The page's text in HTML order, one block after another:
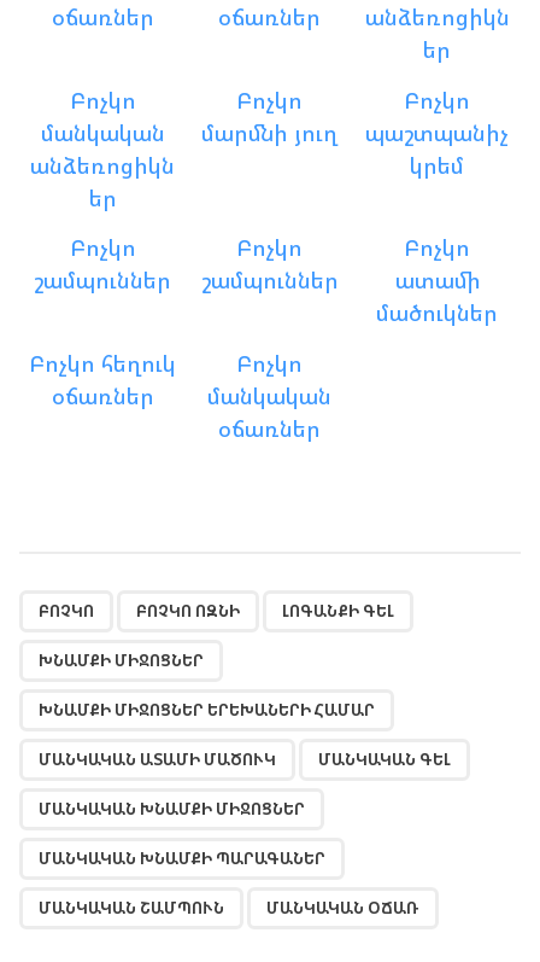
օճառներ
օճառներ
անձեռոցիկն
եր
Բոչկո
մանկական
անձեռոցիկն
եր
Բոչկո
մարմնի յուղ
Բոչկո
պաշտպանիչ
կրեմ
Բոչկո
շամպուններ
Բոչկո
շամպուններ
Բոչկո
ատամի
մածուկներ
Բոչկո հեղուկ
օճառներ
Բոչկո
մանկական
օճառներ
ԲՈՉԿՈ ԲՈՉԿՈ ՈԶՆԻ ԼՈԳԱՆՔԻ ԳԵԼ
ԽՆԱՄՔԻ ՄԻՋՈՑՆԵՐ
ԽՆԱՄՔԻ ՄԻՋՈՑՆԵՐ ԵՐԵԽԱՆԵՐԻ ՀԱՄԱՐ
ՄԱՆԿԱԿԱՆ ԱՏԱՄԻ ՄԱԾՈՒԿ ՄԱՆԿԱԿԱՆ ԳԵԼ
ՄԱՆԿԱԿԱՆ ԽՆԱՄՔԻ ՄԻՋՈՑՆԵՐ
ՄԱՆԿԱԿԱՆ ԽՆԱՄՔԻ ՊԱՐԱԳԱՆԵՐ
ՄԱՆԿԱԿԱՆ ՇԱՄՊՈՒՆ ՄԱՆԿԱԿԱՆ ՕՃԱՌ